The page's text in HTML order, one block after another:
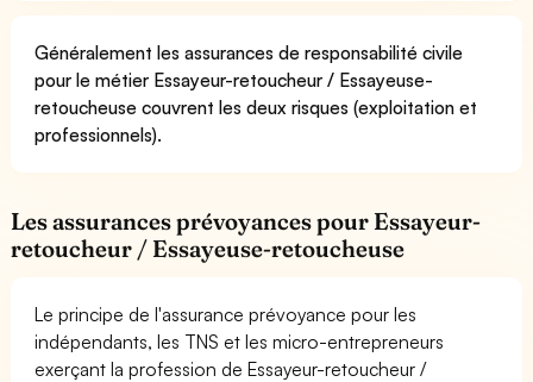
Généralement les assurances de responsabilité civile
pour le métier Essayeur-retoucheur / Essayeuse-
retoucheuse couvrent les deux risques (exploitation et
professionnels).
Les assurances prévoyances pour Essayeur-
retoucheur / Essayeuse-retoucheuse
Le principe de l'assurance prévoyance pour les
indépendants, les TNS et les micro-entrepreneurs
exerçant la profession de Essayeur-retoucheur /